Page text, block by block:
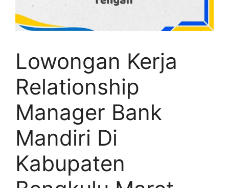
Lowongan Kerja
Relationship
Manager Bank
Mandiri Di
Kabupaten